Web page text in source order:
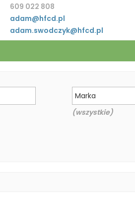
609 022 808
adam@hfcd.pl
adam.swodczyk@hfcd.pl
Marka
(wszystkie)